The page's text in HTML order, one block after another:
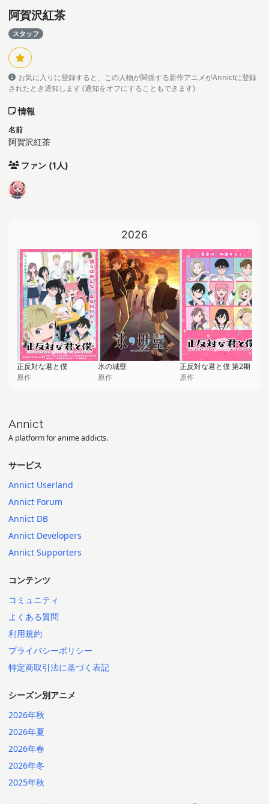
阿賀沢紅茶
スタッフ
お気に入りに登録すると、この人物が関係する新作アニメがAnnictに登録
されたとき通知します (通知をオフにすることもできます)
情報
名前
阿賀沢紅茶
ファン (1人)
2026
正反対な君と僕
原作
氷の城壁
原作
正反対な君と僕 第2期
原作
Annict
A platform for anime addicts.
サービス
Annict Userland
Annict Forum
Annict DB
Annict Developers
Annict Supporters
コンテンツ
コミュニティ
よくある質問
利用規約
プライバシーポリシー
特定商取引法に基づく表記
シーズン別アニメ
2026年秋
2026年夏
2026年春
2026年冬
2025年秋